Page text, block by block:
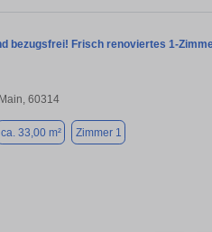
bezugsfrei! Frisch renoviertes
60314
ca. 33,00 m² Zimmer 1